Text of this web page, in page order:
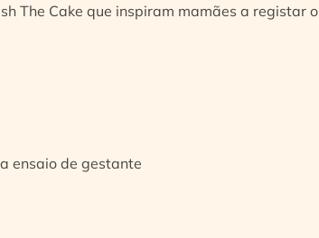
The Cake que inspiram mamães a registar
ensaio de gestante